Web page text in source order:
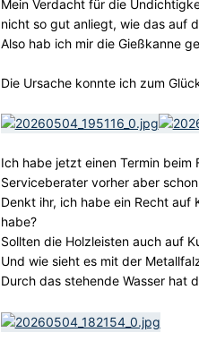
Mein Verdacht für die
nicht so gut anliegt, wie das auf
Also hab ich mir die Gießkanne
Die Ursache konnte ich zum
Ich habe jetzt einen Termin
Serviceberater vorher aber
Denkt ihr, ich habe ein Recht
habe?
Sollten die Holzleisten auch auf
Und wie sieht es mit der
Durch das stehende Wasser hat